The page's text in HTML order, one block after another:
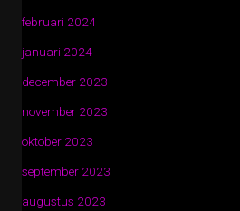
februari 2024
januari 2024
december 2023
november 2023
oktober 2023
september 2023
augustus 2023